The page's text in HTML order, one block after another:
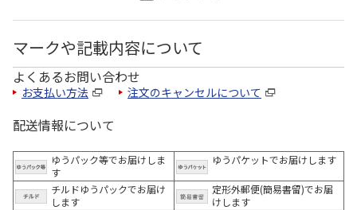
マークや記載内容について
よくあるお問い合わせ
お支払い方法 注文のキャンセルについて
配送情報について
ゆうパック等でお届けしま
す
ゆうパケットでお届けします
チルドゆうパックでお届け
します
定形外郵便(簡易書留)でお届
けします